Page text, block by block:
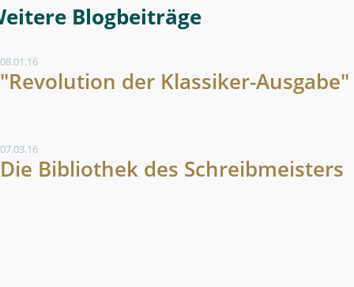
Weitere Blogeintrag
08.01.16
"Revolution der Klassiker-Ausgabe"
07.03.16
Die Bibliothek des Schreibmeisters